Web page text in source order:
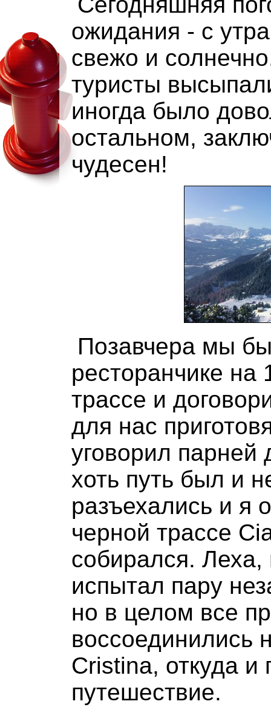
ожидания - с
свежо и
туристы
иногда было
остальном,
чудесен!
Позавчера мы
ресторанчике на
трассе и
для нас
уговорил парней
хоть путь был и
разъехались и я
черной трассе
собирался.
испытал пару
но в целом все
воссоединились
Cristina, откуда
путешествие.